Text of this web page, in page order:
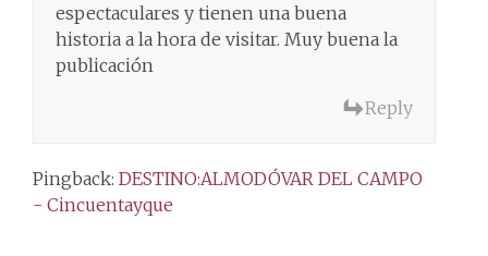
espectaculares y tienen una buena
historia a la hora de visitar. Muy buena la
publicación
Reply
Pingback: DESTINO:ALMODÓVAR DEL CAMPO
- Cincuentayque